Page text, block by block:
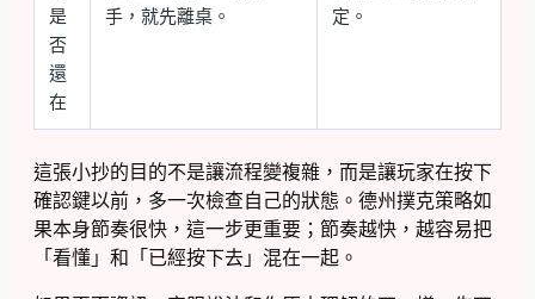
是
否
還
在
手，就先離桌。
定。
這張小抄的目的不是讓流程變複雜，而是讓玩家在按下
確認鍵以前，多一次檢查自己的狀態。德州撲克策略如
果本身節奏很快，這一步更重要；節奏越快，越容易把
「看懂」和「已經按下去」混在一起。